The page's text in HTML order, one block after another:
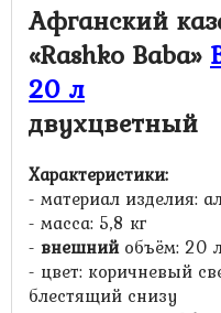
Афганский
«Rashko Baba»
20 л
двухцветный
Характеристики:
- материал изделия:
- масса: 5,8 кг
- внешнийобъём: 20
- цвет: коричневый
блестящий снизу